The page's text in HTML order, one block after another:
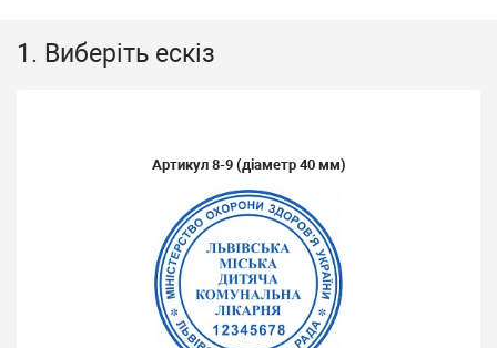
1. Виберіть ескіз
Артикул 8-9(діаметр 40 мм)